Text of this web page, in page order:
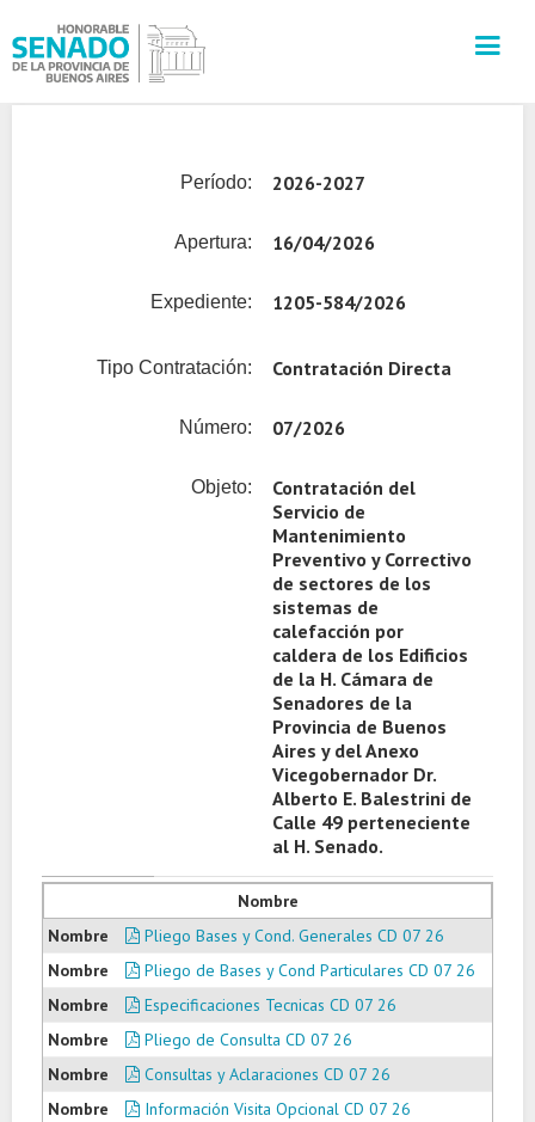
Período: 2026-2027
Apertura: 16/04/2026
Expediente: 1205-584/2026
Tipo Contratación: Contratación Directa
Número: 07/2026
Objeto:
Contratación del
Servicio de
Mantenimiento
Preventivo y Correctivo
de sectores de los
sistemas de
calefacción por
caldera de los Edificios
de la H. Cámara de
Senadores de la
Provincia de Buenos
Aires y del Anexo
Vicegobernador Dr.
Alberto E. Balestrini de
Calle 49 perteneciente
al H. Senado.
Nombre
Pliego Bases y Cond. Generales CD 07 26
Pliego de Bases y Cond Particulares CD 07 26
Especificaciones Tecnicas CD 07 26
Pliego de Consulta CD 07 26
Consultas y Aclaraciones CD 07 26
Información Visita Opcional CD 07 26